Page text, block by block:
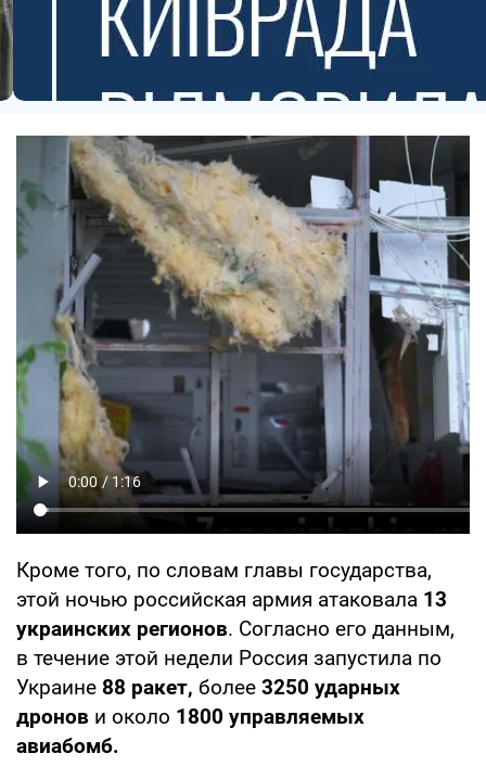
Кроме того, по словам главы государства,
этой ночью российская армия атаковала 13
украинских регионов. Согласно его данным,
в течение этой недели Россия запустила по
Украине 88 ракет, более 3250 ударных
дронов и около 1800 управляемых
авиабомб.